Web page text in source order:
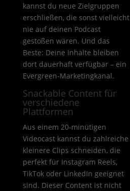
kannst du neue Zielgruppen
erschließen, die sonst vielleicht
nie auf deinen Podcast
gestoßen wären. Und das
Beste: Deine Inhalte bleiben
dort dauerhaft verfügbar – ein
Evergreen-Marketingkanal.
Snackable Content für
verschiedene
Plattformen
Aus einem 20-minütigen
Videocast kannst du zahlreiche
kleinere Clips schneiden, die
perfekt für Instagram Reels,
TikTok oder LinkedIn geeignet
sind. Dieser Content ist nicht